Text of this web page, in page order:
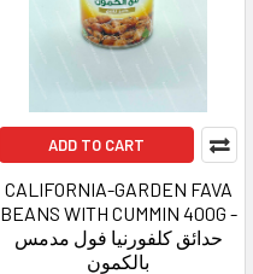
ADD TO CART
CALIFORNIA-GARDEN FAVA
BEANS WITH CUMMIN 400G -
حدائق كلفورنيا فول مدمس
بالكمون